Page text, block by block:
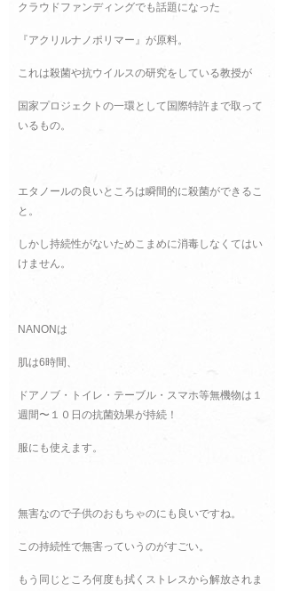
クラウドファンディングでも話題になった
『アクリルナノポリマー』が原料。
これは殺菌や抗ウイルスの研究をしている教授が
国家プロジェクトの一環として国際特許まで取って
いるもの。
エタノールの良いところは瞬間的に殺菌ができるこ
と。
しかし持続性がないためこまめに消毒しなくてはい
けません。
NANONは
肌は6時間、
ドアノブ・トイレ・テーブル・スマホ等無機物は１
週間〜１０日の抗菌効果が持続！
服にも使えます。
無害なので子供のおもちゃのにも良いですね。
この持続性で無害っていうのがすごい。
もう同じところ何度も拭くストレスから解放されま